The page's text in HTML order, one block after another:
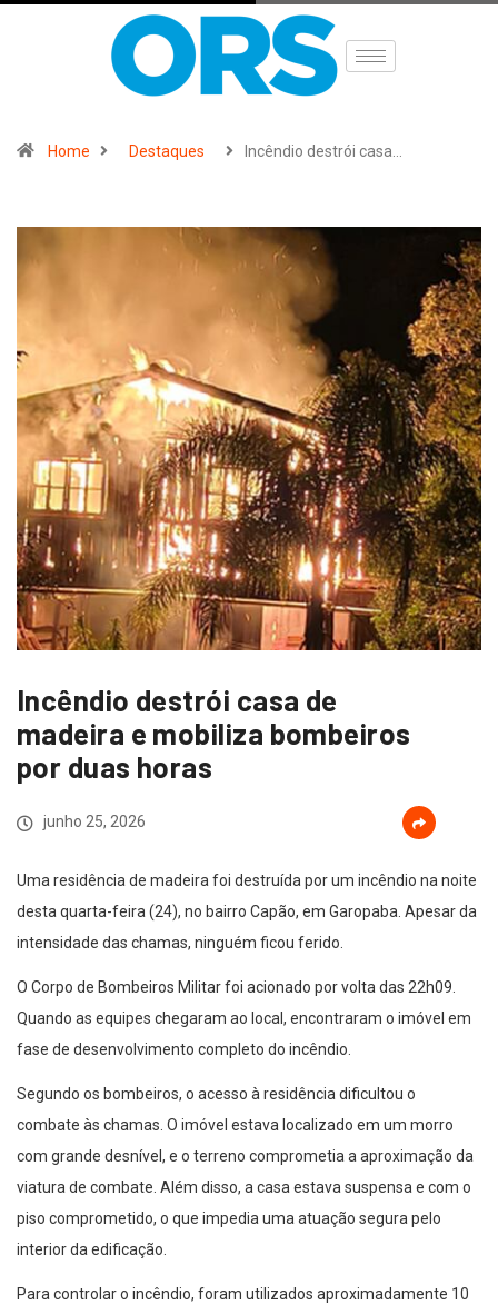
Home Destaques Incêndio destrói casa…
Incêndio destrói casa de
madeira e mobiliza bombeiros
por duas horas
junho 25, 2026
Uma residência de madeira foi destruída por um incêndio na noite
desta quarta-feira (24), no bairro Capão, em Garopaba. Apesar da
intensidade das chamas, ninguém ficou ferido.
O Corpo de Bombeiros Militar foi acionado por volta das 22h09.
Quando as equipes chegaram ao local, encontraram o imóvel em
fase de desenvolvimento completo do incêndio.
Segundo os bombeiros, o acesso à residência dificultou o
combate às chamas. O imóvel estava localizado em um morro
com grande desnível, e o terreno comprometia a aproximação da
viatura de combate. Além disso, a casa estava suspensa e com o
piso comprometido, o que impedia uma atuação segura pelo
interior da edificação.
Para controlar o incêndio, foram utilizados aproximadamente 10